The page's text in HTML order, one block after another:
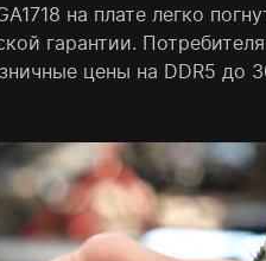
на плате легко
гарантии.
цены на DDR5